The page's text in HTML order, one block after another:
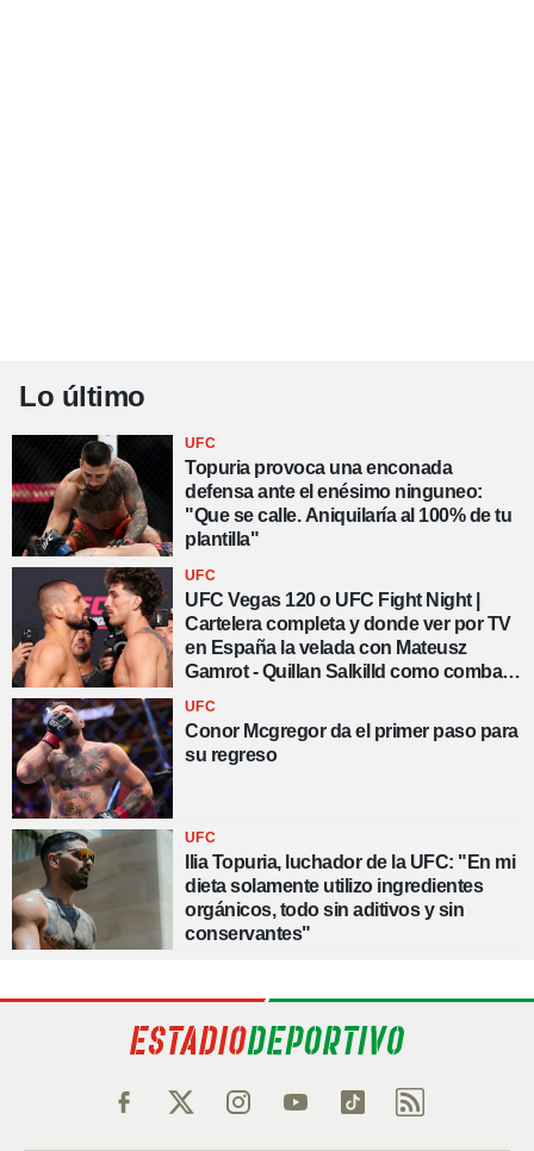
Lo último
UFC
Topuria provoca una enconada
defensa ante el enésimo ninguneo:
"Que se calle. Aniquilaría al 100% de tu
plantilla"
UFC
UFC Vegas 120 o UFC Fight Night |
Cartelera completa y donde ver por TV
en España la velada con Mateusz
Gamrot - Quillan Salkilld como combate
UFC
Conor Mcgregor da el primer paso para
su regreso
UFC
Ilia Topuria, luchador de la UFC: "En mi
dieta solamente utilizo ingredientes
orgánicos, todo sin aditivos y sin
conservantes"